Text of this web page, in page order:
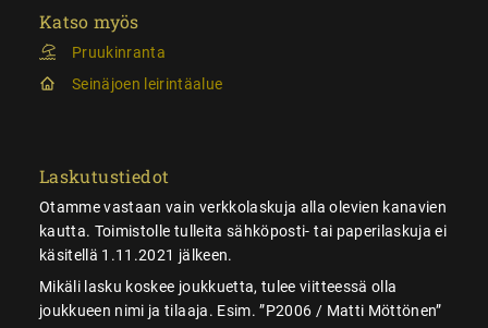
Katso myös
Pruukinranta
Seinäjoen leirintäalue
Laskutustiedot
Otamme vastaan vain verkkolaskuja alla olevien kanavien
kautta. Toimistolle tulleita sähköposti- tai paperilaskuja ei
käsitellä 1.11.2021 jälkeen.
Mikäli lasku koskee joukkuetta, tulee viitteessä olla
joukkueen nimi ja tilaaja. Esim. ”P2006 / Matti Möttönen”